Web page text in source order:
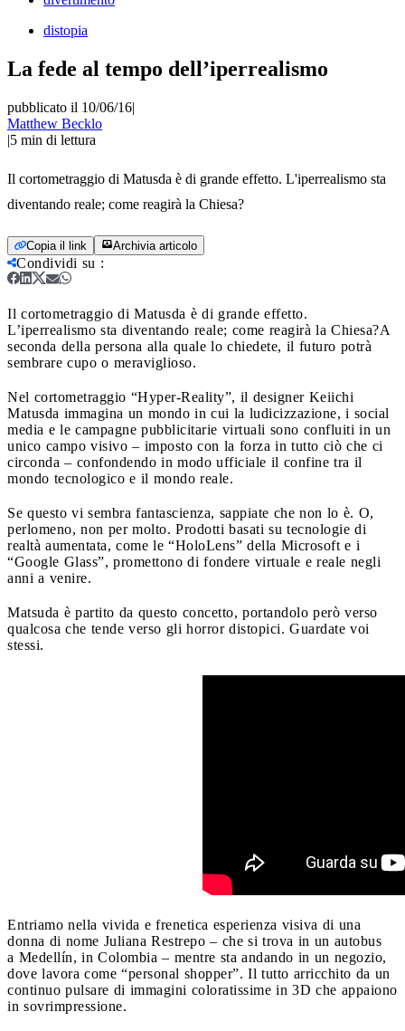
distopia
La fede al tempo dell’iperrealismo
pubblicato il 10/06/16|
Matthew Becklo
|5 min di lettura
Il cortometraggio di Matusda è di grande effetto. L'iperrealismo sta
diventando reale; come reagirà la Chiesa?
Copia il link Archivia articolo
Condividi su :
Il cortometraggio di Matusda è di grande effetto.
L’iperrealismo sta diventando reale; come reagirà la Chiesa?A
seconda della persona alla quale lo chiedete, il futuro potrà
sembrare cupo o meraviglioso.
Nel cortometraggio “Hyper-Reality”, il designer Keiichi
Matusda immagina un mondo in cui la ludicizzazione, i social
media e le campagne pubblicitarie virtuali sono confluiti in un
unico campo visivo – imposto con la forza in tutto ciò che ci
circonda – confondendo in modo ufficiale il confine tra il
mondo tecnologico e il mondo reale.
Se questo vi sembra fantascienza, sappiate che non lo è. O,
perlomeno, non per molto. Prodotti basati su tecnologie di
realtà aumentata, come le “HoloLens” della Microsoft e i
“Google Glass”, promettono di fondere virtuale e reale negli
anni a venire.
Matsuda è partito da questo concetto, portandolo però verso
qualcosa che tende verso gli horror distopici. Guardate voi
stessi.
Entriamo nella vivida e frenetica esperienza visiva di una
donna di nome Juliana Restrepo – che si trova in un autobus
a Medellín, in Colombia – mentre sta andando in un negozio,
dove lavora come “personal shopper”. Il tutto arricchito da un
continuo pulsare di immagini coloratissime in 3D che appaiono
in sovrimpressione.